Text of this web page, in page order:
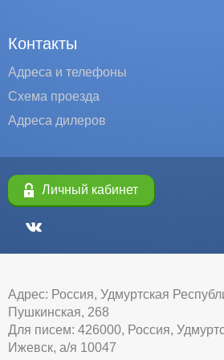
Контакты
Адреса и телефоны
Схема проезда
Адреса дилеров
Личный кабинет
Адрес: Россия, Удмуртская
Пушкинская, 268
Для писем: 426000, Россия,
Ижевск, а/я 10047